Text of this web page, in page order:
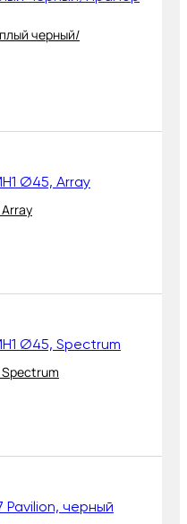
черный/
Spectrum